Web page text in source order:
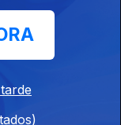
- Nice